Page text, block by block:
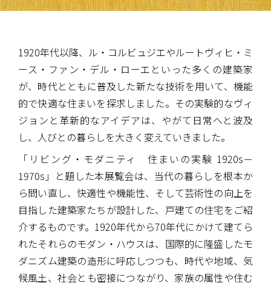
1920年代以降、ル・コルビュジエやルートヴィヒ・ミ
ース・ファン・デル・ローエといった多くの建築家
が、時代とともに普及した新たな技術を用いて、機能
的で快適な住まいを探求しました。その実験的なヴィ
ジョンと革新的なアイデアは、やがて日常へと波及
し、人びとの暮らしを大きく変えていきました。
「リビング・モダニティ 住まいの実験 1920s－
1970s」と題した本展覧会は、当代の暮らしを根本か
ら問い直し、快適性や機能性、そして芸術性の向上を
目指した建築家たちが設計した、戸建ての住宅をご紹
介するものです。1920年代から70年代にかけて建てら
れたそれらのモダン・ハウスは、国際的に隆盛したモ
ダニズム建築の造形に呼応しつつも、時代や地域、気
候風土、社会とも密接につながり、家族の属性や住む